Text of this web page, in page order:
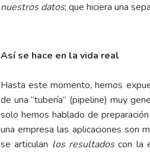
nuestros datos; que hiciera una
Así se hace en la vida real
Hasta este momento, hemos
de una “tubería” (pipeline) muy
solo hemos hablado de
una empresa las aplicaciones son
se articulan los resultadoscon la